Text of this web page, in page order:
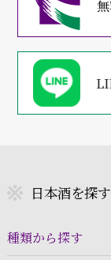
日本酒を探す
種類から探す